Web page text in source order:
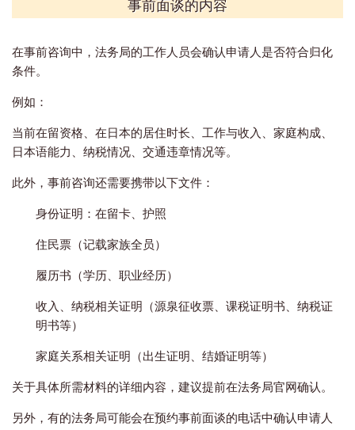
事前面谈的内容
在事前咨询中，法务局的工作人员会确认申请人是否符合归化
条件。
例如：
当前在留资格、在日本的居住时长、工作与收入、家庭构成、
日本语能力、纳税情况、交通违章情况等。
此外，事前咨询还需要携带以下文件：
身份证明：在留卡、护照
住民票（记载家族全员）
履历书（学历、职业经历）
收入、纳税相关证明（源泉征收票、课税证明书、纳税证
明书等）
家庭关系相关证明（出生证明、结婚证明等）
关于具体所需材料的详细内容，建议提前在法务局官网确认。
另外，有的法务局可能会在预约事前面谈的电话中确认申请人